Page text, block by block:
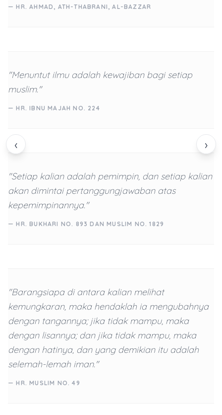
‹ ›
— HR. AHMAD, ATH-THABRANI, AL-BAZZAR
"Menuntut ilmu adalah kewajiban bagi setiap
muslim."
— HR. IBNU MAJAH NO. 224
"Setiap kalian adalah pemimpin, dan setiap kalian
akan dimintai pertanggungjawaban atas
kepemimpinannya."
— HR. BUKHARI NO. 893 DAN MUSLIM NO. 1829
"Barangsiapa di antara kalian melihat
kemungkaran, maka hendaklah ia mengubahnya
dengan tangannya; jika tidak mampu, maka
dengan lisannya; dan jika tidak mampu, maka
dengan hatinya, dan yang demikian itu adalah
selemah-lemah iman."
— HR. MUSLIM NO. 49